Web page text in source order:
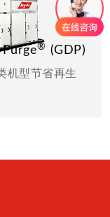
® (GDP)
机型节省再生